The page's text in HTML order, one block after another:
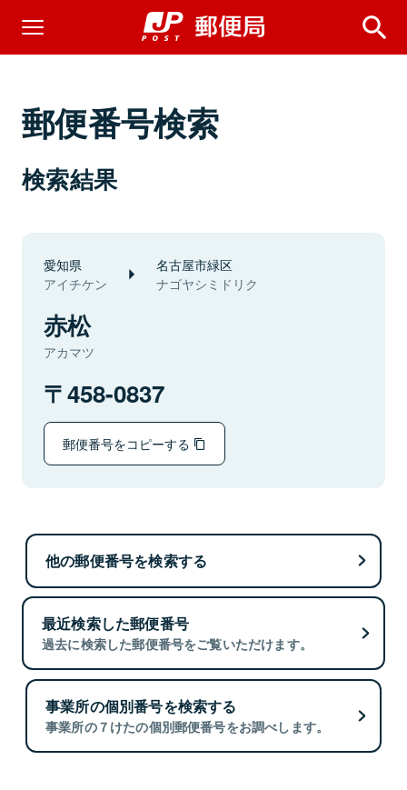
郵便番号検索
検索結果
愛知県
アイチケン
名古屋市緑区
ナゴヤシミドリク
赤松
アカマツ
458-0837
郵便番号をコピーする
他の郵便番号を検索する
最近検索した郵便番号
過去に検索した郵便番号をご覧いただけます。
事業所の個別番号を検索する
事業所の７けたの個別郵便番号をお調べします。